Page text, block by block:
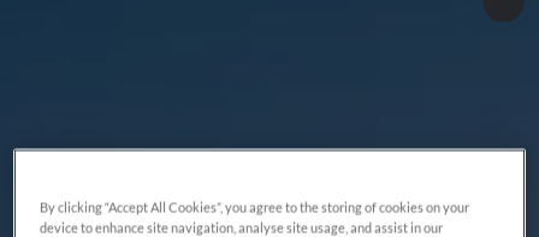
By clicking “Accept All Cookies”, you agree to the storing of cookies on your
device to enhance site navigation, analyse site usage, and assist in our